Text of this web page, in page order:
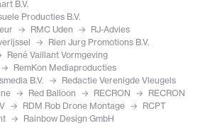
B.V.
Producties B.V.
RMC Uden
RJ-Advies
Rien Jurg Promotions B.V.
René Vaillant Vormgeving
RemKon Mediaproducties
B.V.
Redactie Verenigde Vleugels
Red Balloon RECRON
RECRON
RDM Rob Drone Montage
RCPT
Rainbow Design GmbH